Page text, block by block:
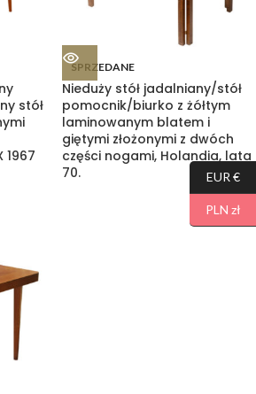
stół
1967
SPRZEDANE
Nieduży stół jadalniany/stół
pomocnik/biurko z żółtym
laminowanym blatem i
giętymi złożonymi z dwóch
części nogami, Holandia, lata
70.
EUR €
PLN zł